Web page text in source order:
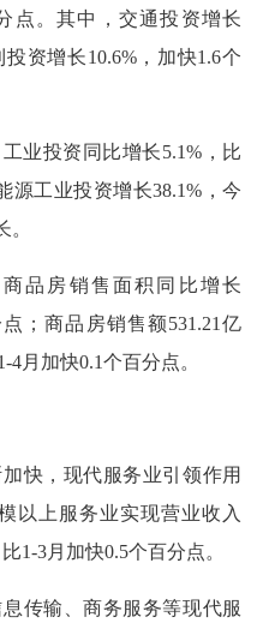
点。其中，交通投资增长
资增长10.6%，加快1.6个
业投资同比增长5.1%，比
源工业投资增长38.1%，今
品房销售面积同比增长
；商品房销售额531.21亿
月加快0.1个百分点。
快，现代服务业引领作用
以上服务业实现营业收入
1-3月加快0.5个百分点。
传输、商务服务等现代服